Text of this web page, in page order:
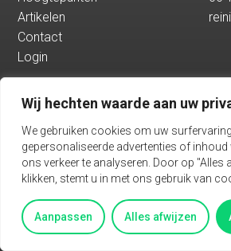
Wij hechten waarde aan uw
We gebruiken cookies om uw surfervaring
gepersonaliseerde advertenties of inhoud
ons verkeer te analyseren. Door op "Alles
klikken, stemt u in met ons gebruik van
Aanpassen Alles afwijzen
Contact
Login
Vacatures
Artikelen
Contact
Login
Algemene
Privacy